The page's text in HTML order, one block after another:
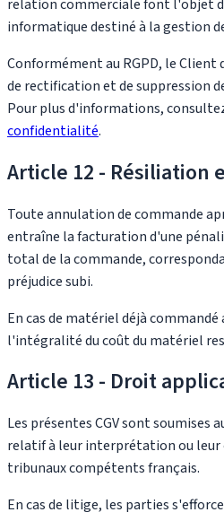
relation commerciale font l'objet
informatique destiné à la gestion
Conformément au RGPD, le Client
de rectification et de suppression
Pour plus d'informations,
confidentialité.
Article 12 - Résiliation
Toute annulation de commande
entraîne la facturation d'une
total de la commande,
préjudice subi.
En cas de matériel déjà
l'intégralité du coût du matériel
Article 13 - Droit
Les présentes CGV sont soumises
relatif à leur interprétation ou leur
tribunaux compétents français.
En cas de litige, les parties